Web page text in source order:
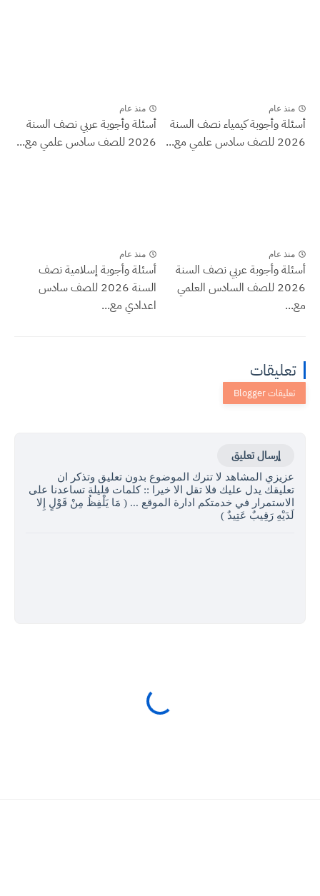
منذ عام
أسئلة وأجوبة كيمياء نصف السنة
2026 للصف سادس علمي مع...
منذ عام
أسئلة وأجوبة عربي نصف السنة
2026 للصف سادس علمي مع...
منذ عام
أسئلة وأجوبة عربي نصف السنة
2026 للصف السادس العلمي
مع...
منذ عام
أسئلة وأجوبة إسلامية نصف
السنة 2026 للصف سادس
اعدادي مع...
تعليقات
إرسال تعليق
عزيزي المشاهد لا تترك الموضوع بدون تعليق وتذكر ان
تعليقك يدل عليك فلا تقل الا خيرا :: كلمات قليلة تساعدنا على
الاستمرار في خدمتكم ادارة الموقع ... ( مَا يَلْفِظُ مِنْ قَوْلٍ إِلا
لَدَيْهِ رَقِيبٌ عَتِيدٌ )